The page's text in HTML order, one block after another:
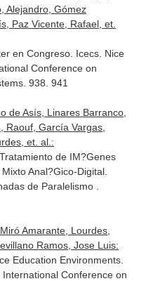
Alejandro, Gómez
Paz Vicente, Rafael, et.
en Congreso. Icecs. Nice
Conference on
938. 941
de Asís, Linares Barranco,
Raouf, García Vargas,
et. al.:
de IM?Genes
Anal?Gico-Digital.
de Paralelismo .
Amarante, Lourdes,
Ramos, Jose Luis:
Education Environments.
Conference on